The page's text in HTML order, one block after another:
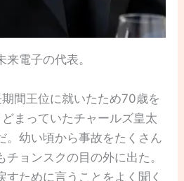
電子の代表。
間王位に就いたため70歳を
まっていたチャールズ皇太
。幼い頃から事故をたくさん
ョンスクの目の外に出た。
すために言うことをよく聞く